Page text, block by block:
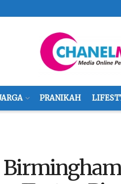
PRANIKAH
Birmingham